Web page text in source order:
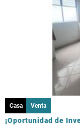
Casa Venta